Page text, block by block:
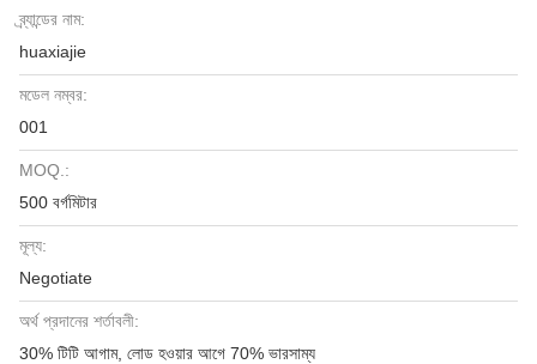
ব্র্যান্ডের নাম:
huaxiajie
মডেল নম্বর:
001
MOQ.:
500 বর্গমিটার
মূল্য:
Negotiate
অর্থ প্রদানের শর্তাবলী:
30% টিটি আগাম, লোড হওয়ার আগে 70% ভারসাম্য